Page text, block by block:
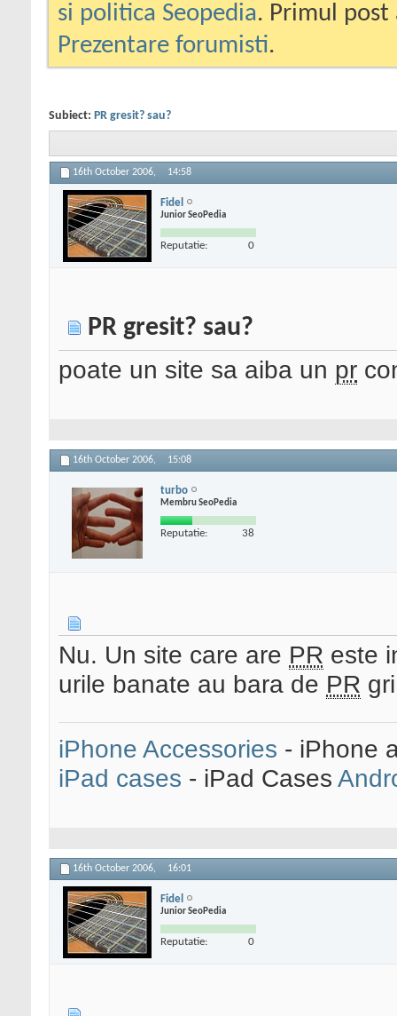
si politica Seopedia. Primul
Prezentare forumisti.
Subiect: PR gresit? sau?
16th October 2006, 14:58
Fidel
Junior SeoPedia
Reputatie: 0
PR gresit? sau?
poate un site sa aiba un pr
16th October 2006, 15:08
turbo
Membru SeoPedia
Reputatie: 38
Nu. Un site care are PR este
urile banate au bara de PR
iPhone Accessories - iPhone
iPad cases - iPad Cases
16th October 2006, 16:01
Fidel
Junior SeoPedia
Reputatie: 0